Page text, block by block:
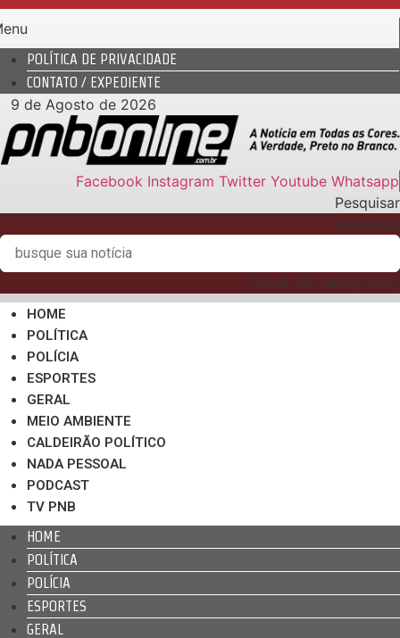
Ir
para
o
conteúdo
POLÍTICA DE PRIVACIDADE
CONTATO / EXPEDIENTE
9 de Agosto de 2026
Facebook Instagram Twitter Youtube Whatsapp
Pesquisar
Pesquisar
Close this search box.
HOME
POLÍTICA
POLÍCIA
ESPORTES
GERAL
MEIO AMBIENTE
CALDEIRÃO POLÍTICO
NADA PESSOAL
PODCAST
TV PNB
HOME
POLÍTICA
POLÍCIA
ESPORTES
GERAL